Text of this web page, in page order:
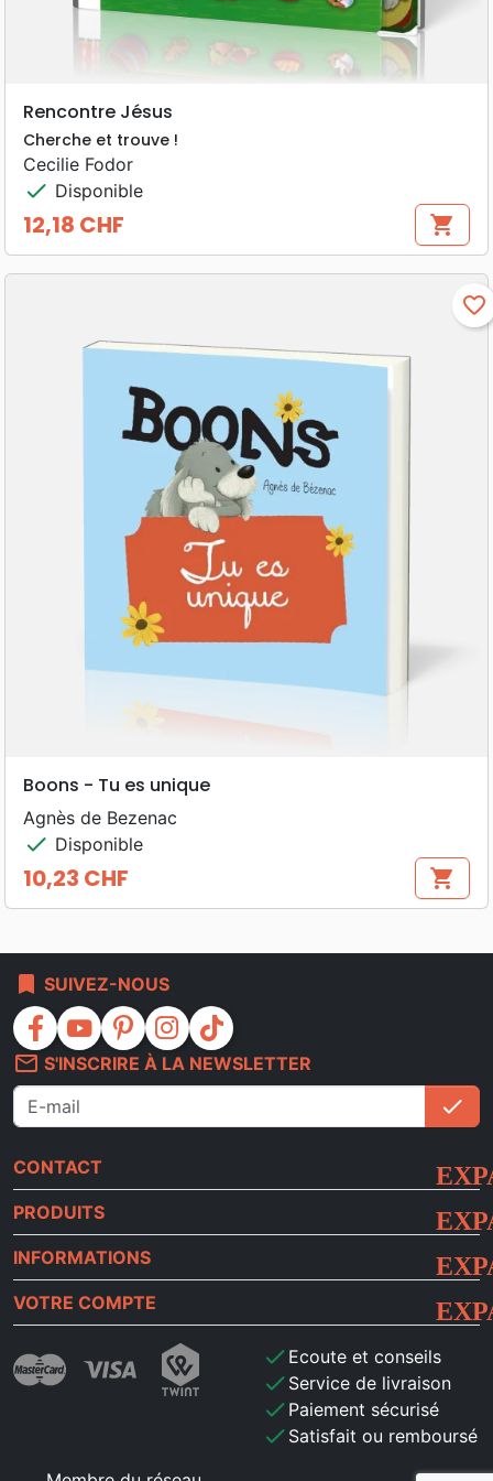
Rencontre Jésus
Cherche et trouve !
Cecilie Fodor
check Disponible
Prix
12,18 CHF shopping_cart
favorite_border
Boons - Tu es unique
Agnès de Bezenac
check Disponible
Prix
10,23 CHF shopping_cart
bookmark SUIVEZ-NOUS
facebook youtube pinterest instagram
tiktok
mail_outline S'INSCRIRE À LA NEWSLETTER
check
CONTACT
PRODUITS
INFORMATIONS
VOTRE COMPTE
check Ecoute et conseils
check Service de livraison
check Paiement sécurisé
check Satisfait ou remboursé